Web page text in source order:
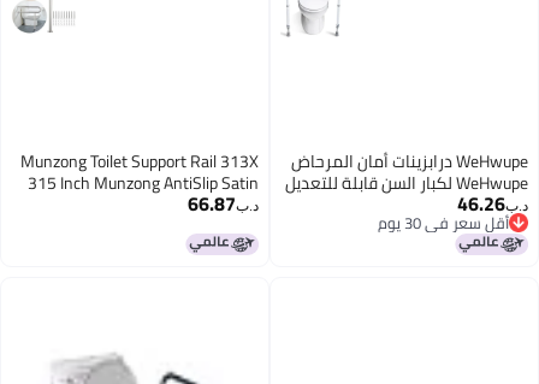
WeHwupe درابزينات أمان المرحاض
WeHwupe لكبار السن قابلة للتعديل
إطار أمان المرحاض مع مقابض بار
الإمساك المستقل لكبار السن
والمعاقين يناسب معظم المراحيض
د.ب‏46.26
أقل سعر في 30 يوم
أقل سعر في 30 يوم
Munzong Toilet Support Rail 313X
315 Inch Munzong AntiSlip Satin
Brushed Nickel Handicap Grab Bar
for Bathroom Stainless Steel
Knurled Safety handrails with Leg
د.ب‏66.87